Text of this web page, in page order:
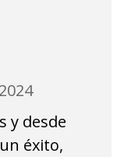
y desde
éxito,